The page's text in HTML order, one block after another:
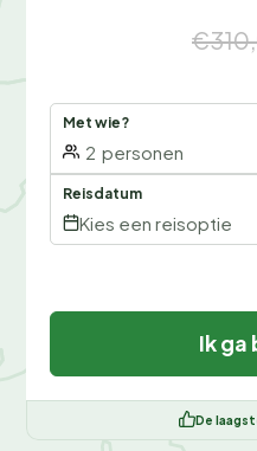
Met wie?
2 personen
Reisdatum
Kies een reisoptie
Ik ga
De